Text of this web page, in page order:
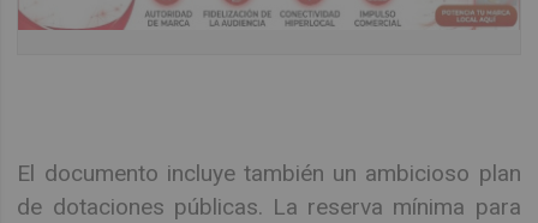
El documento incluye también un ambicioso plan
de dotaciones públicas. La reserva mínima para